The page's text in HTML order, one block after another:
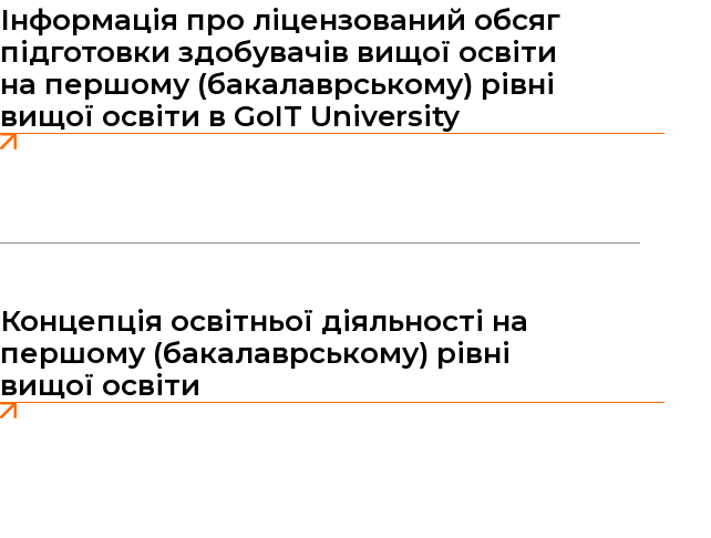
Інформація про ліцензований обсяг
підготовки здобувачів вищої освіти
на першому (бакалаврському) рівні
вищої освіти в GoIT University
Концепція освітньої діяльності на
першому (бакалаврському) рівні
вищої освіти